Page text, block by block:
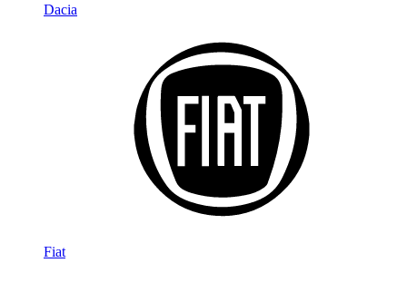
Dacia
Fiat